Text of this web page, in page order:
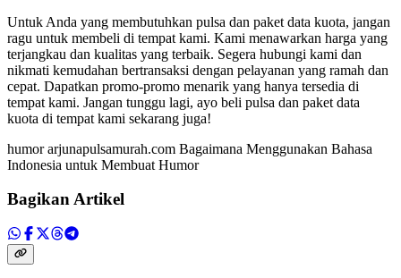
Untuk Anda yang membutuhkan pulsa dan paket data kuota, jangan
ragu untuk membeli di tempat kami. Kami menawarkan harga yang
terjangkau dan kualitas yang terbaik. Segera hubungi kami dan
nikmati kemudahan bertransaksi dengan pelayanan yang ramah dan
cepat. Dapatkan promo-promo menarik yang hanya tersedia di
tempat kami. Jangan tunggu lagi, ayo beli pulsa dan paket data
kuota di tempat kami sekarang juga!
humor arjunapulsamurah.com Bagaimana Menggunakan Bahasa
Indonesia untuk Membuat Humor
Bagikan Artikel